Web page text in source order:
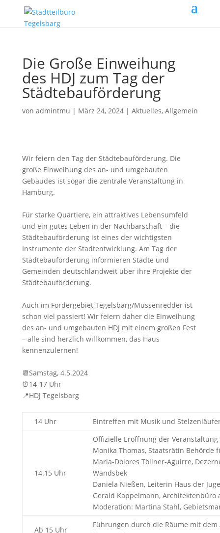
Die Große Einweihung
des HDJ zum Tag der
Städtebauförderung
von admintmu | März 24, 2024| Aktuelles, Allgemein
Wir feiern den Tag der Städtebauförderung. Die
große Einweihung des an- und umgebauten
Gebäudes ist sogar die zentrale Veranstaltung in
Hamburg.
Für starke Quartiere, ein attraktives Lebensumfeld
und ein gutes Leben in der Nachbarschaft – die
Städtebauförderung ist eines der wichtigsten
Instrumente der Stadtentwicklung. Am Tag der
Städtebauförderung informieren Städte und
Gemeinden deutschlandweit über ihre Projekte der
Städtebauförderung.
Auch im Fördergebiet Tegelsbarg/Müssenredder ist
schon viel passiert! Wir feiern daher die Einweihung
des an- und umgebauten HDJ mit einem großen Fest
– alle sind herzlich willkommen, das Haus
kennenzulernen!
📆Samstag, 4.5.2024
⏰14-17 Uhr
📍HDJ Tegelsbarg
14 Uhr Eintreffen mit Musik und
14.15 Uhr
Offizielle Eröffnung der
Monika Thomas, Staatsrätin
Maria-Dolores Töllner-Aguirre,
Wandsbek
Daniela Nießen, Leiterin Haus der
Gerald Kappelmann, Architektenbüro
Moderation: Martina Stahl,
Ab 15 Uhr
Führungen durch die Räume mit